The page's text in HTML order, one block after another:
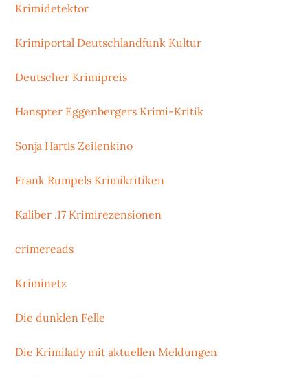
Krimidetektor
Krimiportal Deutschlandfunk Kultur
Deutscher Krimipreis
Hanspter Eggenbergers Krimi-Kritik
Sonja Hartls Zeilenkino
Frank Rumpels Krimikritiken
Kaliber .17 Krimirezensionen
crimereads
Kriminetz
Die dunklen Felle
Die Krimilady mit aktuellen Meldungen